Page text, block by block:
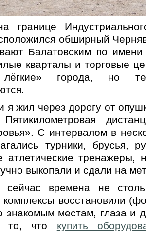
границе
обширный
Балатовским по
кварталы и торговые
лёгкие» города, но
я жил через дорогу от
С интервалом в
турники, брусья,
атлетические тренажеры,
выкопали и сдали на
сейчас времена не
комплексы восстановили
знакомым местам, глаза и
то, что купить